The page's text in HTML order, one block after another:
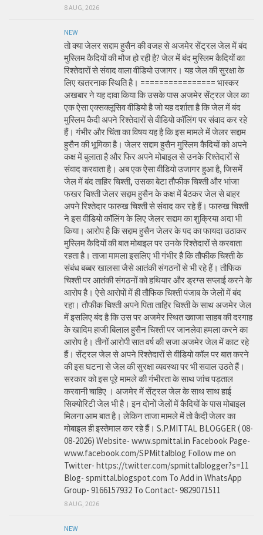
8 AUG, 2026
NEW
तो क्या जेलर सद्दाम हुसैन की वजह से अजमेर सेंट्रल जेल में बंद
मुस्लिम कैदियों की मौज हो रही है? जेल में बंद मुस्लिम कैदियों का
रिश्तेदारों से संवाद वाला वीडियो उजागर। यह जेल की सुरक्षा के
लिए खतरनाक स्थिति है। ================ भास्कर
अखबार ने यह दावा किया कि उसके पास अजमेर सेंट्रल जेल का
एक ऐसा एक्सक्लूसिव वीडियो है जो यह दर्शाता है कि जेल में बंद
मुस्लिम कैदी अपने रिश्तेदारों से वीडियो कॉलिंग पर संवाद कर रहे
हैं। गंभीर और चिंता का विषय यह है कि इस मामले में जेलर सद्दाम
हुसैन की भूमिका है। जेलर सद्दाम हुसैन मुस्लिम कैदियों को अपने
कक्ष में बुलाता है और फिर अपने मोबाइल से उनके रिश्तेदारों से
संवाद करवाता है। अब एक ऐसा वीडियो उजागर हुआ है, जिसमें
जेल में बंद ताहिर चिश्ती, उसका बेटा तौफीक चिश्ती और भांजा
फखर चिश्ती जेलर सद्दाम हुसैन के कक्ष में बैठकर जेल से बाहर
अपने रिश्तेदार फारुख चिश्ती से संवाद कर रहे हैं। फारुख चिश्ती
ने इस वीडियो कॉलिंग के लिए जेलर सद्दाम का शुक्रिया अदा भी
किया। आरोप है कि सद्दाम हुसैन जेलर के पद का फायदा उठाकर
मुस्लिम कैदियों की बात मोबाइल पर उनके रिश्तेदारों से करवाता
रहता है। ताजा मामला इसलिए भी गंभीर है कि तौफीक चिश्ती के
संबंध बब्बर खालसा जैसे आतंकी संगठनों से भी रहे हैं। तौफिक
चिश्ती पर आतंकी संगठनों को हथियार और ड्रग्स सप्लाई करने के
आरोप है। ऐसे आरोपों में ही तौफिक चिश्ती पंजाब के जेलों में बंद
रहा। तौफीक चिश्ती अपने पिता ताहिर चिश्ती के साथ अजमेर जेल
में इसलिए बंद है कि उस पर अजमेर स्थित ख्वाजा साहब की दरगाह
के खादिम हाजी बिलाल हुसैन चिश्ती पर जानलेवा हमला करने का
आरोप है। तीनों आरोपी सात वर्ष की सजा अजमेर जेल में काट रहे
हैं। सेंट्रल जेल से अपने रिश्तेदारों से वीडियो कॉल पर बात करने
की इस घटना से जेल की सुरक्षा व्यवस्था पर भी सवाल उठते हैं।
सरकार को इस पूरे मामले की गंभीरता के साथ जांच पड़ताल
करवानी चाहिए । अजमेर में सेंट्रल जेल के साथ साथ हाई
सिक्योरिटी जेल भी है। इन दोनों जेलों में कैदियों के पास मोबाइल
मिलना आम बात है। लेकिन ताजा मामले में तो कैदी जेलर का
मोबाइल ही इस्तेमाल कर रहे हैं। S.P.MITTAL BLOGGER ( 08-
08-2026) Website- www.spmittal.in Facebook Page-
www.facebook.com/SPMittalblog Follow me on
Twitter- https://twitter.com/spmittalblogger?s=11
Blog- spmittal.blogspot.com To Add in WhatsApp
Group- 9166157932 To Contact- 9829071511
8 AUG, 2026
NEW